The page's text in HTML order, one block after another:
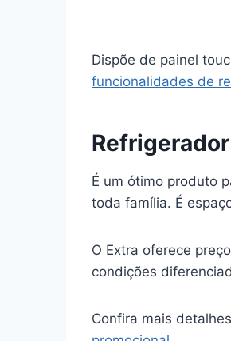
Dispõe de painel
funcionalidades de
É um ótimo produto
toda família. É
O Extra oferece
condições
Confira mais